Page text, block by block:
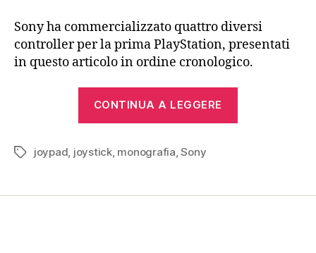
Sony ha commercializzato quattro diversi
controller per la prima PlayStation, presentati
in questo articolo in ordine cronologico.
CONTINUA A LEGGERE
Tag joypad joystick, monografia ,Sony